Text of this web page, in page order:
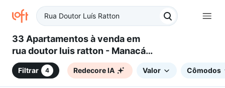
33 Apartamentos à venda em
rua doutor luis ratton - Manacás,
Belo Horizonte, MG
Filtrar 4 Redecore IA Valor Cômodos